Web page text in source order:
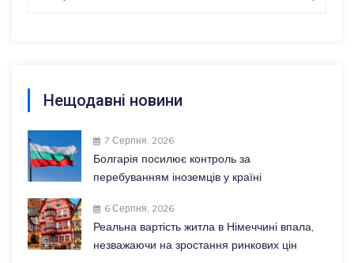
Нещодавні новини
7 Серпня, 2026
Болгарія посилює контроль за
перебуванням іноземців у країні
6 Серпня, 2026
Реальна вартість житла в Німеччині впала,
незважаючи на зростання ринкових цін